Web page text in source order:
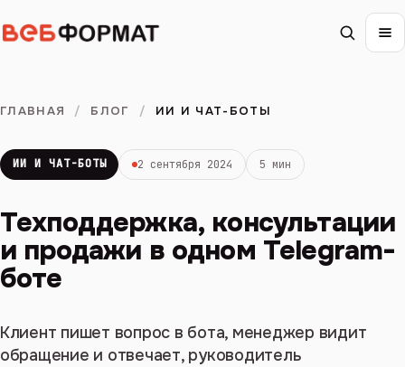
ГЛАВНАЯ / БЛОГ / ИИ И ЧАТ-БОТЫ
ИИ И ЧАТ-БОТЫ 2 сентября 2024 5 мин
Техподдержка, консультации
и продажи в одном Telegram-
боте
Клиент пишет вопрос в бота, менеджер видит
обращение и отвечает, руководитель